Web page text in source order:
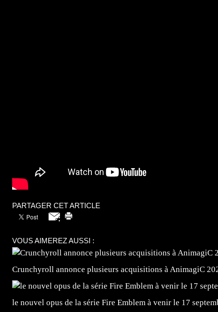
PARTAGER CET ARTICLE
VOUS AIMEREZ AUSSI :
Crunchyroll annonce plusieurs acquisitions à AnimagiC
le nouvel opus de la série Fire Emblem à venir le 17